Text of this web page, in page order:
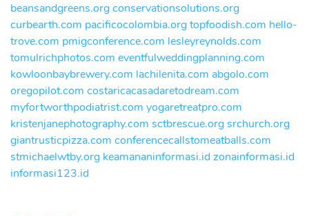
beansandgreens.orgconservationsolutions.org
curbearth.com pacificocolombia.orgtopfoodish.com hello-
trove.com pmigconference.com lesleyreynolds.com
tomulrichphotos.com eventfulweddingplanning.com
kowloonbaybrewery.com lachilenita.com abgolo.com
oregopilot.com costaricacasadaretodream.com
myfortworthpodiatrist.com yogaretreatpro.com
kristenjanephotography.com sctbrescue.orgsrchurch.org
giantrusticpizza.com conferencecallstomeatballs.com
stmichaelwtby.org keamananinformasi.idzonainformasi.id
informasi123.id